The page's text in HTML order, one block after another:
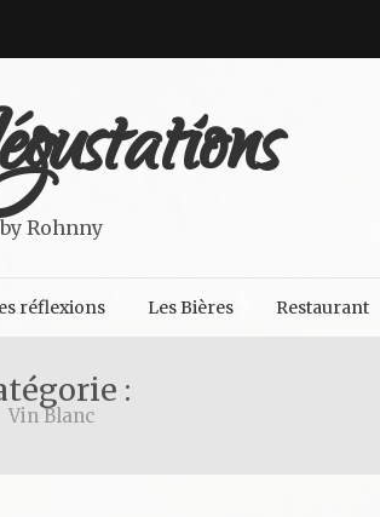
by Rohnny
réflexions Les Bières Restaurant
:
Vin Blanc